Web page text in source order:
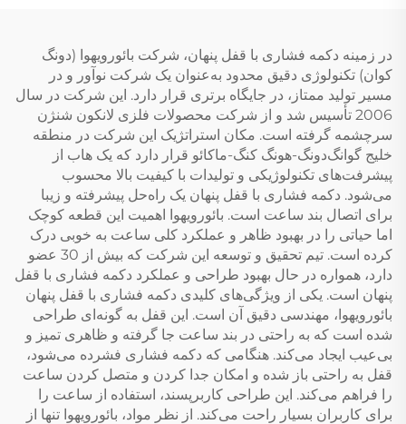
در زمینه دکمه فشاری با قفل پنهان، شرکت بائورویهوا (دونگ
کوان) تکنولوژی دقیق محدود به‌عنوان یک شرکت نوآور و در
مسیر تولید ممتاز، در جایگاه برتری قرار دارد. این شرکت در سال
2006 تأسیس شد و از شرکت محصولات فلزی لانکون شنژن
سرچشمه گرفته است. مکان استراتژیک این شرکت در منطقه
خلیج گوانگ‌دونگ-هونگ کنگ-ماکائو قرار دارد که یک هاب از
پیشرفت‌های تکنولوژیکی و تولیدات با کیفیت بالا محسوب
می‌شود. دکمه فشاری با قفل پنهان یک راه‌حل پیشرفته و زیبا
برای اتصال بند ساعت است. بائورویهوا اهمیت این قطعه کوچک
اما حیاتی را در بهبود ظاهر و عملکرد کلی ساعت به خوبی درک
کرده است. تیم تحقیق و توسعه این شرکت که بیش از 30 عضو
دارد، همواره در حال بهبود طراحی و عملکرد دکمه فشاری با قفل
پنهان است. یکی از ویژگی‌های کلیدی دکمه فشاری با قفل پنهان
بائورویهوا، مهندسی دقیق آن است. این قفل به گونه‌ای طراحی
شده است که به راحتی در بند ساعت جا گرفته و ظاهری تمیز و
بی‌عیب ایجاد می‌کند. هنگامی که دکمه فشاری فشرده می‌شود،
قفل به راحتی باز شده و امکان جدا کردن و متصل کردن ساعت
را فراهم می‌کند. این طراحی کاربرپسند، استفاده از ساعت را
برای کاربران بسیار راحت می‌کند. از نظر مواد، بائورویهوا تنها از